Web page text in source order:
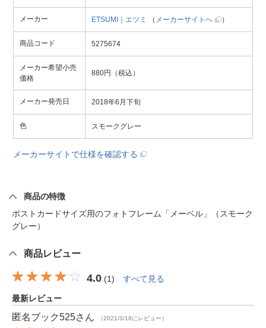
メーカー ETSUMI｜エツミ （ メーカーサイトへ ）
商品コード 5275674
メーカー希望小売
価格
880円（税込）
メーカー発売日 2018年6月下旬
色 スモークグレー
メーカーサイトで仕様を確認する
商品の特徴
ポストカードサイズ用のフォトフレーム「メーベル」（スモーク
グレー）
商品レビュー
4.0 (1) すべて見る
最新レビュー
匿名ブック525さん （2021/3/18にレビュー）